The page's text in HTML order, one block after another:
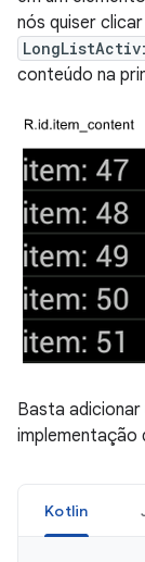
nós quiser
conteúdo na
Basta
implementação
Kotlin